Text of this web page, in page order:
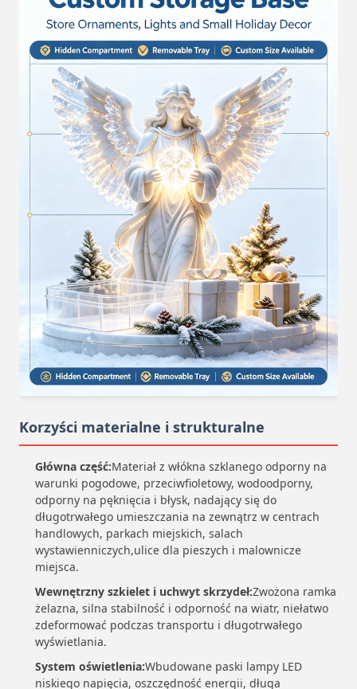
Korzyści materialne i strukturalne
Główna część:Materiał z włókna szklanego odporny na
warunki pogodowe, przeciwfioletowy, wodoodporny,
odporny na pęknięcia i błysk, nadający się do
długotrwałego umieszczania na zewnątrz w centrach
handlowych, parkach miejskich, salach
wystawienniczych,ulice dla pieszych i malownicze
miejsca.
Wewnętrzny szkielet i uchwyt skrzydeł:Zwożona ramka
żelazna, silna stabilność i odporność na wiatr, niełatwo
zdeformować podczas transportu i długotrwałego
wyświetlania.
System oświetlenia:Wbudowane paski lampy LED
niskiego napięcia, oszczędność energii, długa